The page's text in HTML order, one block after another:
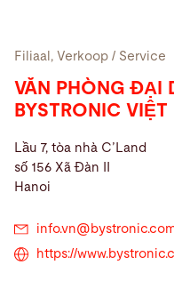
Filiaal, Verkoop / Service
VĂN PHÒNG ĐẠI
BYSTRONIC
Lầu 7, tòa nhà C’Land
số 156 Xã Đàn II
Hanoi
info.vn@
https://